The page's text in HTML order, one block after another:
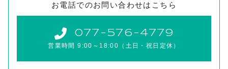
お電話でのお問い合わせはこちら
077-576-4779
営業時間 9:00～18:00（土日・祝日定休）